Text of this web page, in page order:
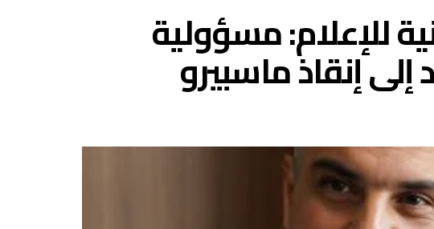
للإعلام: مسؤولية
إنقاذ ماسبيرو